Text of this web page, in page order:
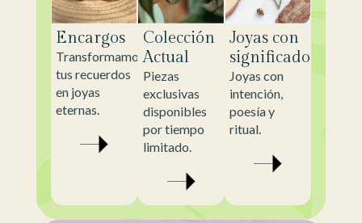
Encargos
Transformamos
tus recuerdos
en joyas
eternas.
Colección
Actual
Piezas
exclusivas
disponibles
por tiempo
limitado.
Joyas con
significado
Joyas con
intención,
poesía y
ritual.